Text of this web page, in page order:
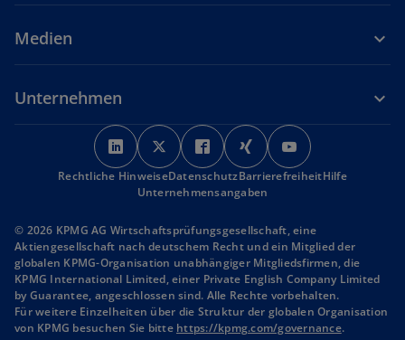
Medien
Unternehmen
w
i
r
d
n
e
i
n
e
w
i
r
d
n
e
i
n
e
w
i
r
d
n
e
i
n
e
w
i
r
i
n
e
i
n
e
i
r
n
e
i
n
e
Rechtliche HinweiseDatenschutzBarrierefreiheitHilfe
Unternehmensangaben
© 2026 KPMG AG Wirtschaftsprüfungsgesellschaft, eine
Aktiengesellschaft nach deutschem Recht und ein Mitglied der
globalen KPMG-Organisation unabhängiger Mitgliedsfirmen, die
KPMG International Limited, einer Private English Company Limited
by Guarantee, angeschlossen sind. Alle Rechte vorbehalten.
Für weitere Einzelheiten über die Struktur der globalen Organisation
von KPMG besuchen Sie bitte https://kpmg.com/governance.